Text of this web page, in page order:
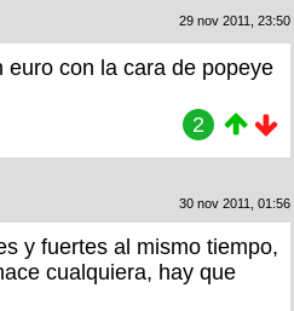
29 nov 2011, 23:50
con la cara de popeye
2
30 nov 2011, 01:56
y fuertes al mismo tiempo,
cualquiera, hay que